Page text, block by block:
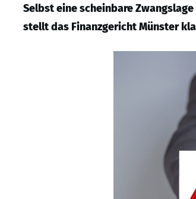
Selbst eine scheinbare
stellt das Finanzgericht Münster